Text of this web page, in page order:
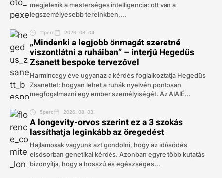
megjelenik a mesterséges intelligencia: ott van a
legszemélyesebb tereinkben,...
11perc 2026. 08. 04.
„Mindenki a legjobb önmagát szeretné
viszontlátni a ruháiban” – interjú Hegedűs
Zsanett bespoke tervezővel
Harmincegy éve ugyanaz a kérdés foglalkoztatja Hegedűs
Zsanettet: hogyan lehet a ruhák nyelvén pontosan
megfogalmazni egy ember személyiségét. Az AIAIÉ...
5perc 2026. 08. 03.
A longevity-orvos szerint ez a 3 szokás
lassíthatja leginkább az öregedést
Hajlamosak vagyunk azt gondolni, hogy az idősödés
elsősorban genetikai kérdés. Azonban egyre több kutatás
bizonyítja, hogy a hosszú és egészséges...